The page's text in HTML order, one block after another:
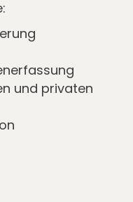
und privaten